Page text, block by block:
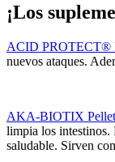
¡Los
ACID PROTECT®
nuevos ataques.
AKA-BIOTIX Pellet
limpia los intestinos.
saludable. Sirven